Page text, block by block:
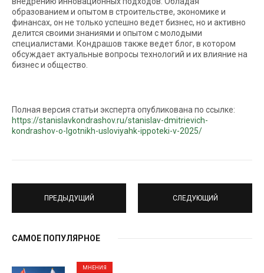
образованием и опытом в строительстве, экономике и
финансах, он не только успешно ведет бизнес, но и активно
делится своими знаниями и опытом с молодыми
специалистами. Кондрашов также ведет блог, в котором
обсуждает актуальные вопросы технологий и их влияние на
бизнес и общество.
Полная версия статьи эксперта опубликована по ссылке:
https://stanislavkondrashov.ru/stanislav-dmitrievich-
kondrashov-o-lgotnikh-usloviyahk-ippoteki-v-2025/
ПРЕДЫДУЩИЙ СЛЕДУЮЩИЙ
САМОЕ ПОПУЛЯРНОЕ
МНЕНИЯ